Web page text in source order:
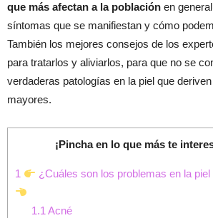
que más afectan a la población en
síntomas que se manifiestan y cómo
También los mejores consejos de los
para tratarlos y aliviarlos, para que no se
verdaderas patologías en la piel que
mayores.
¡Pincha en lo que más te
1 ¿Cuáles son los problemas en la
1.1 Acné